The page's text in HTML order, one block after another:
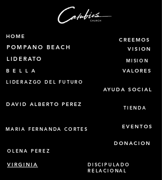
HOME
POMPANO BEACH
LIDERATO
B E L L A
CREEMOS
VISION
MISION
VALORES
LIDERAZGO DEL FUTURO
AYUDA SOCIAL
DAVID ALBERTO PEREZ
MARIA FERNANDA CORTES
TIENDA
EVENTOS
DONACION
OLENA PEREZ
VIRGINIA
DISCIPULADO
RELACIONAL